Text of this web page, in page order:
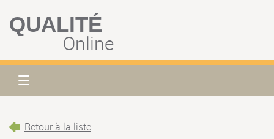
QUALITÉ
Online
Retour à la liste